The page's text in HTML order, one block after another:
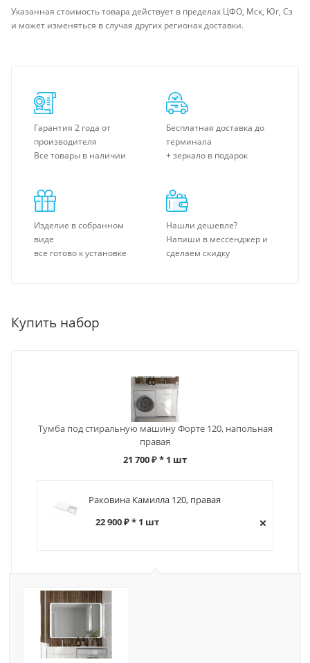
Указанная стоимость товара действует в пределах ЦФО, Мск, Юг, Сз
и может изменяться в случая других регионах доставки.
Гарантия 2 года от
производителя
Все товары в наличии
Бесплатная доставка до
терминала
+ зеркало в подарок
Изделие в собранном
виде
все готово к установке
Нашли дешевле?
Напиши в мессенджер и
сделаем скидку
Купить набор
Тумба под стиральную машину Форте 120, напольная
правая
21 700 ₽* 1 шт
Раковина Камилла 120, правая
22 900 ₽ * 1 шт